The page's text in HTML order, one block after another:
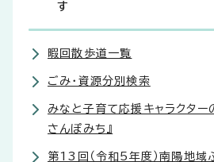
す
暇回散歩道一覧
ごみ・資源分別検索
みなと子育て応援キャラクター
さんぽみち』
第13回（令和5年度）南陽地域